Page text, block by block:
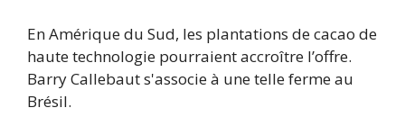
En Amérique du Sud, les plantations de cacao de
haute technologie pourraient accroître l’offre.
Barry Callebaut s'associe à une telle ferme au
Brésil.